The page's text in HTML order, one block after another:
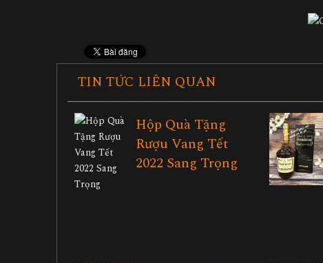
TIN TỨC LIÊN QUAN
Hộp Quà Tặng
Rượu Vang Tết
2022 Sang Trọng